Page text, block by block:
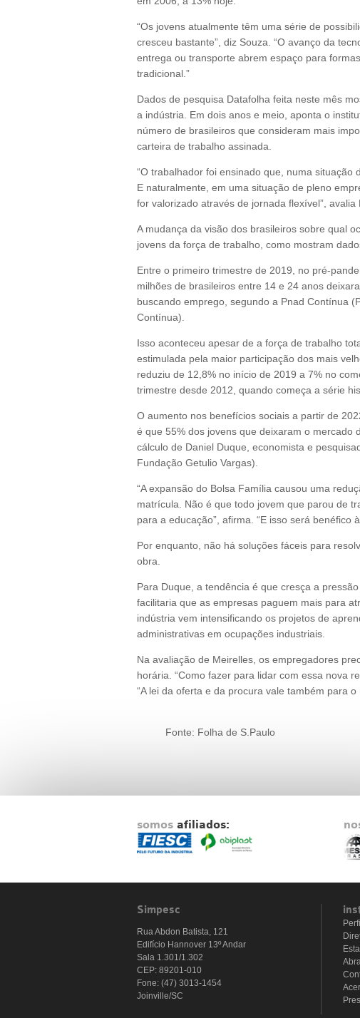
“Os jovens atualmente têm uma série de
cresceu bastante”, diz Souza. “O avanço da
entrega ou transporte abrem espaço para
tradicional.”
Dados de pesquisa Datafolha feita neste mês
a indústria. Em dois anos e meio, aponta o
número de brasileiros que consideram mais
carteira de trabalho assinada.
“O trabalhador foi ensinado que, numa situação
E naturalmente, em uma situação de pleno
for valorizado através de jornada flexível”, avalia
A mudança da visão dos brasileiros sobre qual
jovens da força de trabalho, como mostram
Entre o primeiro trimestre de 2019, no pré-
milhões de brasileiros entre 14 e 24 anos
buscando emprego, segundo a Pnad Contínua
Contínua).
Isso aconteceu apesar de a força de trabalho
estimulada pela maior participação dos mais
reduziu de 12,8% no início de 2019 a 7% no
trimestre desde 2012, quando começa a série
O aumento nos benefícios sociais a partir de
é que 55% dos jovens que deixaram o
cálculo de Daniel Duque, economista e
Fundação Getulio Vargas).
“A expansão do Bolsa Família causou uma
matrícula. Não é que todo jovem que parou de
para a educação”, afirma. “E isso será benéfico
Por enquanto, não há soluções fáceis para
obra.
Para Duque, a tendência é que cresça a
facilitaria que as empresas paguem mais para
indústria vem intensificando os projetos de
administrativas em ocupações industriais.
Na avaliação de Meirelles, os empregadores
horária. “Como fazer para lidar com essa nova
“A lei da oferta e da procura vale também para
Fonte: Folha de S.Paulo
somos afiliados:
Simpesc
Rua Abdon Batista, 121
Edifício Hannover 13º Andar
Sala 1.301/1.302
CEP: 89201-010
Fone: (47) 3013-1454
Joinville/SC
Perfil